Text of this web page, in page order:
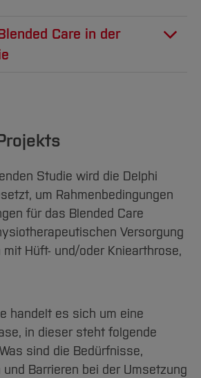
Care in der
Studie wird die Delphi
um Rahmenbedingungen
für das Blended Care
Versorgung
Hüft- und/oder Kniearthrose,
handelt es sich um eine
in dieser steht folgende
sind die Bedürfnisse,
Barrieren bei der Umsetzung